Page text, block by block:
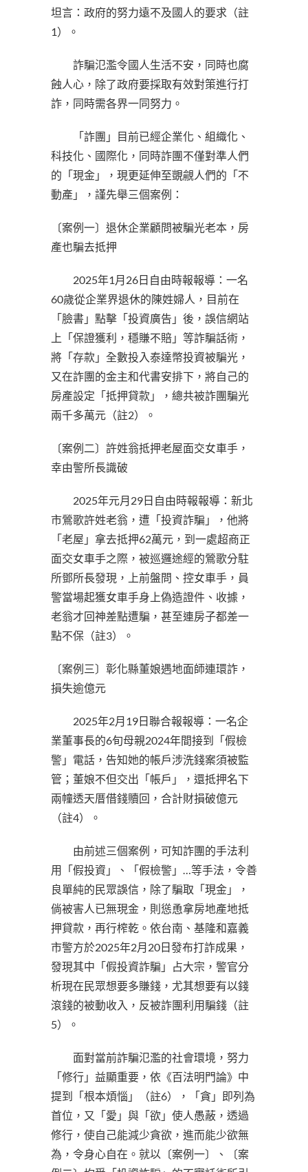
坦言：政府的努力遠不及國人的要求（註
1）。
詐騙氾濫令國人生活不安，同時也腐
蝕人心，除了政府要採取有效對策進行打
詐，同時需各界一同努力。
「詐團」目前已經企業化、組織化、
科技化、國際化，同時詐團不僅對準人們
的「現金」，現更延伸至覬覦人們的「不
動產」，謹先舉三個案例：
〔案例一〕退休企業顧問被騙光老本，房
產也騙去抵押
2025年1月26日自由時報報導：一名
60歲從企業界退休的陳姓婦人，目前在
「臉書」點擊「投資廣告」後，誤信網站
上「保證獲利，穩賺不賠」等詐騙話術，
將「存款」全數投入泰達幣投資被騙光，
又在詐團的金主和代書安排下，將自己的
房產設定「抵押貸款」，總共被詐團騙光
兩千多萬元（註2）。
〔案例二〕許姓翁抵押老屋面交女車手，
幸由警所長識破
2025年元月29日自由時報報導：新北
市鶯歌許姓老翁，遭「投資詐騙」，他將
「老屋」拿去抵押62萬元，到一處超商正
面交女車手之際，被巡邏途經的鶯歌分駐
所鄧所長發現，上前盤問、控女車手，員
警當場起獲女車手身上偽造證件、收據，
老翁才回神差點遭騙，甚至連房子都差一
點不保（註3）。
〔案例三〕彰化縣董娘遇地面師連環詐，
損失逾億元
2025年2月19日聯合報報導：一名企
業董事長的6旬母親2024年間接到「假檢
警」電話，告知她的帳戶涉洗錢案須被監
管；董娘不但交出「帳戶」，還抵押名下
兩幢透天厝借錢贖回，合計財損破億元
（註4）。
由前述三個案例，可知詐團的手法利
用「假投資」、「假檢警」…等手法，令善
良單純的民眾誤信，除了騙取「現金」，
倘被害人已無現金，則慫恿拿房地產地抵
押貸款，再行榨乾。依台南、基隆和嘉義
市警方於2025年2月20日發布打詐成果，
發現其中「假投資詐騙」占大宗，警官分
析現在民眾想要多賺錢，尤其想要有以錢
滾錢的被動收入，反被詐團利用騙錢（註
5）。
面對當前詐騙氾濫的社會環境，努力
「修行」益顯重要，依《百法明門論》中
提到「根本煩惱」（註6），「貪」即列為
首位，又「愛」與「欲」使人愚蔽，透過
修行，使自己能減少貪欲，進而能少欲無
為，令身心自在。就以〔案例一〕、〔案